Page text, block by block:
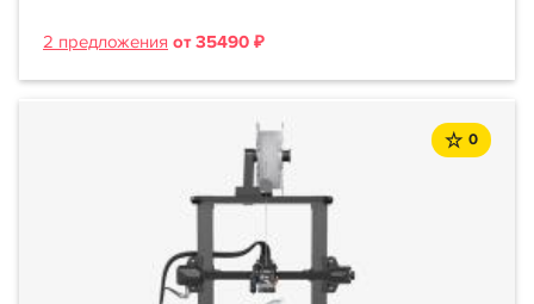
2 предложения от 35490 ₽
0